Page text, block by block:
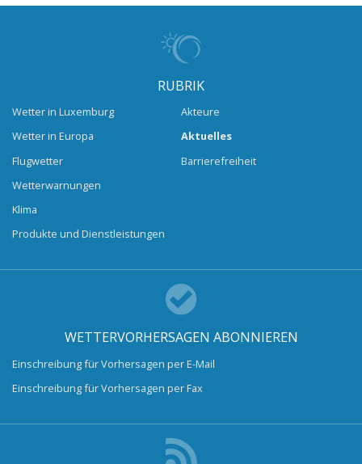
RUBRIK
Wetter in Luxemburg
Wetter in Europa
Flugwetter
Wetterwarnungen
Klima
Produkte und Dienstleistungen
Akteure
Aktuelles
Barrierefreiheit
WETTERVORHERSAGEN ABONNIEREN
Einschreibung für Vorhersagen per E-Mail
Einschreibung für Vorhersagen per Fax